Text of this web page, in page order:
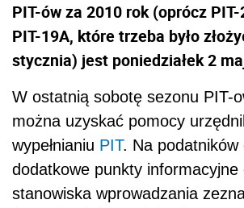
PIT-ów za 2010 rok (oprócz
PIT-19A, które trzeba było
stycznia) jest poniedziałek 2
W ostatnią sobotę sezonu PIT-
można uzyskać pomocy
wypełnianiu PIT. Na podatników
dodatkowe punkty informacyjne
stanowiska wprowadzania